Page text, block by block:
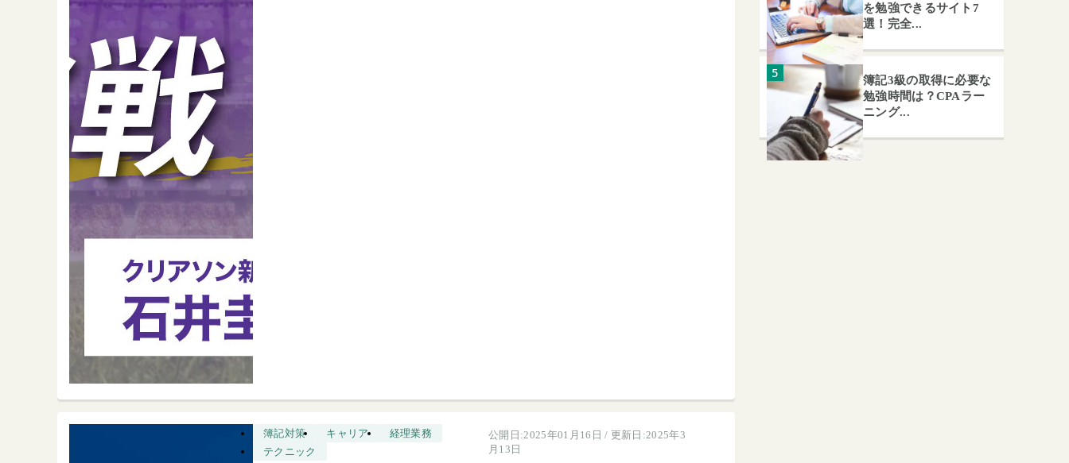
簿記対策 キャリア
経理業務
テクニック
公開日:2025年01月16日 / 更新日:2025年3
月13日
を勉強できるサイト7
選！完全...
簿記3級の取得に必要な
勉強時間は？CPAラー
ニング...